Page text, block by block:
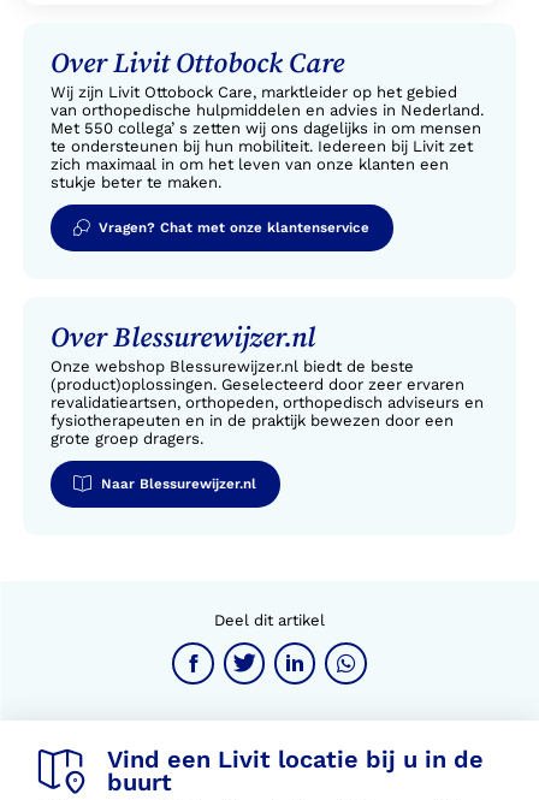
Over Livit Ottobock Care
Wij zijn Livit Ottobock Care, marktleider op het gebied
van orthopedische hulpmiddelen en advies in Nederland.
Met 550 collega’ s zetten wij ons dagelijks in om mensen
te ondersteunen bij hun mobiliteit. Iedereen bij Livit zet
zich maximaal in om het leven van onze klanten een
stukje beter te maken.
Vragen? Chat met onze klantenservice
Over Blessurewijzer.nl
Onze webshop Blessurewijzer.nl biedt de beste
(product)oplossingen. Geselecteerd door zeer ervaren
revalidatieartsen, orthopeden, orthopedisch adviseurs en
fysiotherapeuten en in de praktijk bewezen door een
grote groep dragers.
Naar Blessurewijzer.nl
Deel dit artikel
Vind een Livit locatie bij u in de
buurt